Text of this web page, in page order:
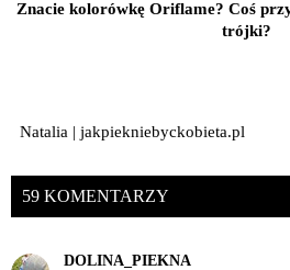
Znacie kolorówkę Oriflame? Coś
trójki?
Natalia | jakpiekniebyckobieta.pl
59 KOMENTARZY
DOLINA_PIEKNA